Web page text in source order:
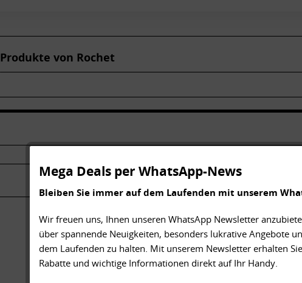
Produkte von Rochet
Mega Deals per WhatsApp-News
Bleiben Sie immer auf dem Laufenden mit unserem
Wir freuen uns, Ihnen unseren WhatsApp Newsletter
über spannende Neuigkeiten, besonders lukrative Angebote
dem Laufenden zu halten. Mit unserem Newsletter erhalten
Rabatte und wichtige Informationen direkt auf Ihr Handy.